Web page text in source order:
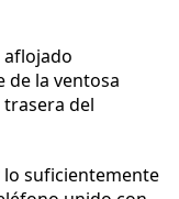
aflojado
de la ventosa
del
lo suficientemente